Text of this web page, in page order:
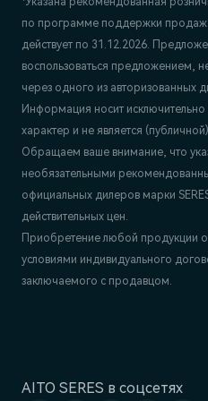
AITO SERES в соцсетях
по программе поддержки
действует по 31.12.2026.
воспользоваться предложением,
через одного из авторизованных
Информация носит
характер и не является
Обращаем ваше внимание, что
необязательными
официальных дилеров марки
действительных цен.
Приобретение любой продукции
условиями индивидуального
заключаемого с продавцом.